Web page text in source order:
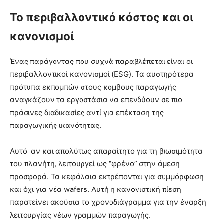
Το περιβαλλοντικό κόστος και οι
κανονισμοί
Ένας παράγοντας που συχνά παραβλέπεται είναι οι
περιβαλλοντικοί κανονισμοί (ESG). Τα αυστηρότερα
πρότυπα εκπομπών στους κόμβους παραγωγής
αναγκάζουν τα εργοστάσια να επενδύουν σε πιο
πράσινες διαδικασίες αντί για επέκταση της
παραγωγικής ικανότητας.
Αυτό, αν και απολύτως απαραίτητο για τη βιωσιμότητα
του πλανήτη, λειτουργεί ως “φρένο” στην άμεση
προσφορά. Τα κεφάλαια εκτρέπονται για συμμόρφωση
και όχι για νέα wafers. Αυτή η κανονιστική πίεση
παρατείνει ακούσια το χρονοδιάγραμμα για την έναρξη
λειτουργίας νέων γραμμών παραγωγής.